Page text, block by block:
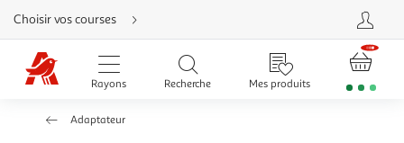
Aller
directement
au
contenu
Aller
directement
Aller
Choisir vos courses
Rayons Recherche Mes produits
Adaptateur